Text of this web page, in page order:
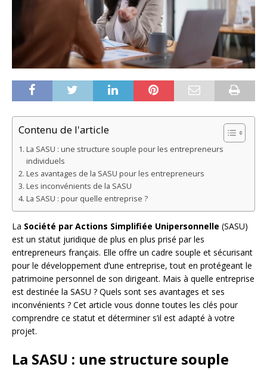
Contenu de l'article
La SASU : une structure souple pour les entrepreneurs
individuels
Les avantages de la SASU pour les entrepreneurs
Les inconvénients de la SASU
La SASU : pour quelle entreprise ?
La Société par Actions Simplifiée Unipersonnelle (SASU)
est un statut juridique de plus en plus prisé par les
entrepreneurs français. Elle offre un cadre souple et sécurisant
pour le développement d’une entreprise, tout en protégeant le
patrimoine personnel de son dirigeant. Mais à quelle entreprise
est destinée la SASU ? Quels sont ses avantages et ses
inconvénients ? Cet article vous donne toutes les clés pour
comprendre ce statut et déterminer s’il est adapté à votre
projet.
La SASU : une structure souple